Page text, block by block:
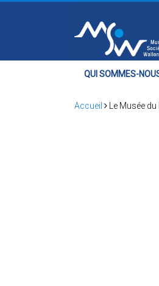
QUI SOMMES-
Accueil Le Musée